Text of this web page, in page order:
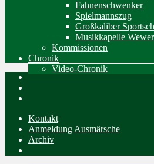
Fahnenschwenker
Spielmannszug
Großkaliber
Musikkapelle
Kommissionen
Chronik
Video-Chronik
Kontakt
Anmeldung Ausmärsche
Archiv